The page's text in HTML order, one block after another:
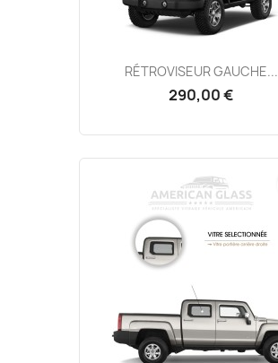
RÉTROVISEUR GAUCHE...
290,00 €